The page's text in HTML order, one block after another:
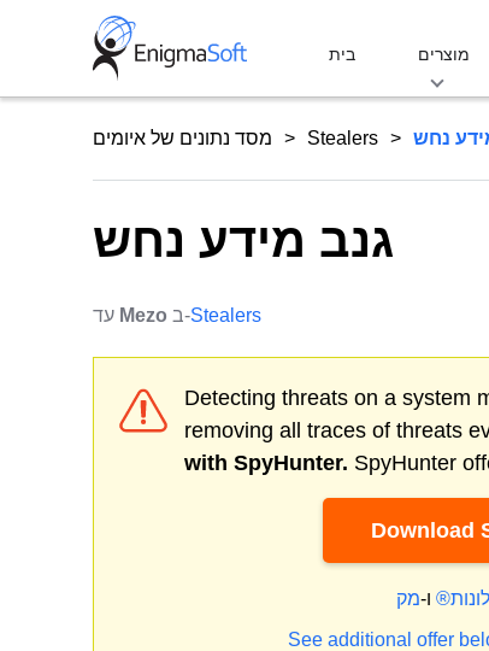
בית מוצרים
מסד נתונים של איומים Stealers נחש
גנב מידע נחש
Mezo ב-Stealers
Detecting threats on a system
removing all traces of threats
with SpyHunter. SpyHunter
Download
ו-
See additional offer